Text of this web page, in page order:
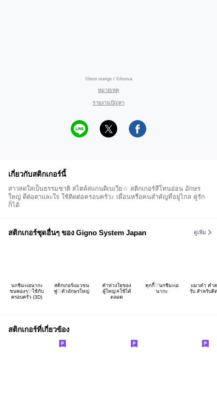
©beni orange / ©Anova
หมายเหตุ
รายงานปัญหา
เกี่ยวกับสติกเกอร์นี้
สาวสดใสเป็นธรรมชาติ สไตล์สแกนดิเนเวีย☆ สติกเกอร์สีโทนอ่อน อักษร
ใหญ่ ดีต่อตาและใจ ใช้ติดต่อครอบครัว♪ เพื่อนหรือคนสำคัญที่อยู่ไกล คู่รัก
ก็ได้
สติกเกอร์ชุดอื่นๆ ของ Gigno System Japan ดูเพิ่ม
นกชิมะเอนากะ
ขนพองๆ♡ใช้กับ
ครอบครัว (3D)
สติกเกอร์แมวขน
ฟู♡ตัวอักษรใหญ่
คำห่วงใยของ
ผู้ใหญ่✳︎ใช้ได้
ตลอด
คุกกี้♡นกชิมะเอ
นากะ
แมวดำ คำ
รับ สำหรับติ
สติกเกอร์ที่เกี่ยวข้อง